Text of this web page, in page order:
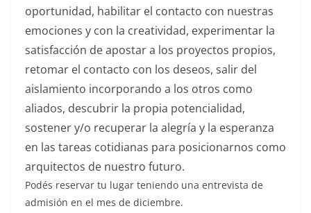
oportunidad, habilitar el contacto con nuestras
emociones y con la creatividad, experimentar la
satisfacción de apostar a los proyectos propios,
retomar el contacto con los deseos, salir del
aislamiento incorporando a los otros como
aliados, descubrir la propia potencialidad,
sostener y/o recuperar la alegría y la esperanza
en las tareas cotidianas para posicionarnos como
arquitectos de nuestro futuro.
Podés reservar tu lugar teniendo una entrevista de
admisión en el mes de diciembre.